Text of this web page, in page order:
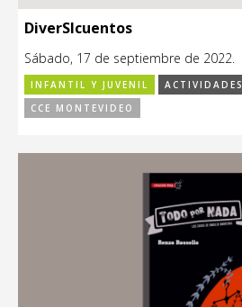
DiverSIcuentos
Sábado, 17 de septiembre de 2022.
INFANTIL Y JUVENIL
ACTIVIDADES
CCE MONTEVIDEO